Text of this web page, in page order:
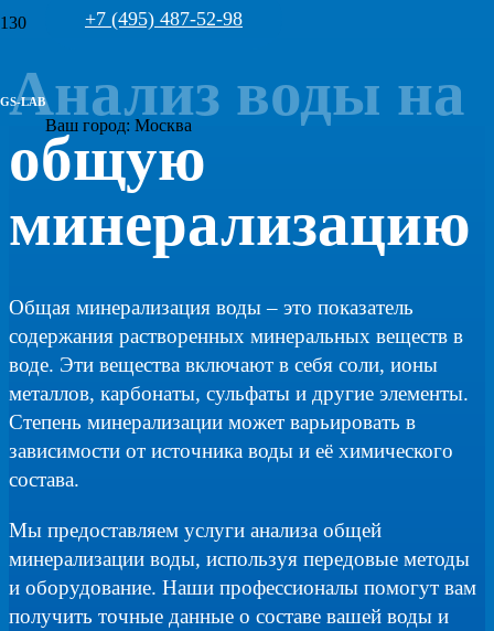
GS-LAB
+7 (495) 487-52-98
Ваш город: Москва
Анализ воды на
общую
минерализацию
Общая минерализация воды – это показатель
содержания растворенных минеральных веществ в
воде. Эти вещества включают в себя соли, ионы
металлов, карбонаты, сульфаты и другие элементы.
Степень минерализации может варьировать в
зависимости от источника воды и её химического
состава.
Мы предоставляем услуги анализа общей
минерализации воды, используя передовые методы
и оборудование. Наши профессионалы помогут вам
получить точные данные о составе вашей воды и